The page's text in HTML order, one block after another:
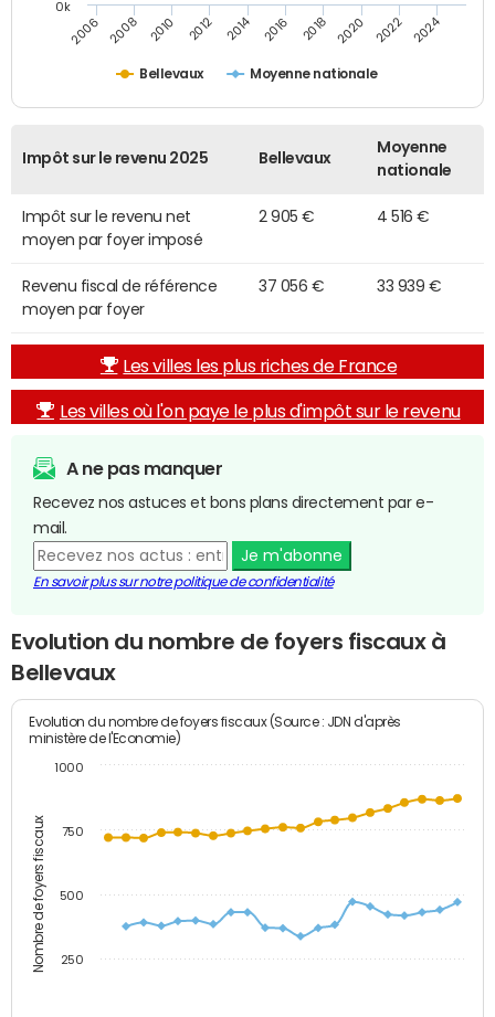
Bellevaux Moyenne nationale
2006 2008 2010 2012 2014 2016 2018 2020 2022 2024
0k
Impôt sur le revenu 2025 Bellevaux
Moyenne
nationale
Impôt sur le revenu net
moyen par foyer imposé
2 905 € 4 516 €
Revenu fiscal de référence
moyen par foyer
37 056 € 33 939 €
Les villes les plus riches de France
Les villes où l'on paye le plus d'impôt sur le revenu
A ne pas manquer
Recevez nos astuces et bons plans directement par e-
mail.
Je m'abonne
En savoir plus sur notre politique de confidentialité
Evolution du nombre de foyers fiscaux à
Bellevaux
Nombre de foyers fiscaux
Evolution du nombre de foyers fiscaux (Source : JDN d'après
ministère de l'Economie)
250
500
750
1000